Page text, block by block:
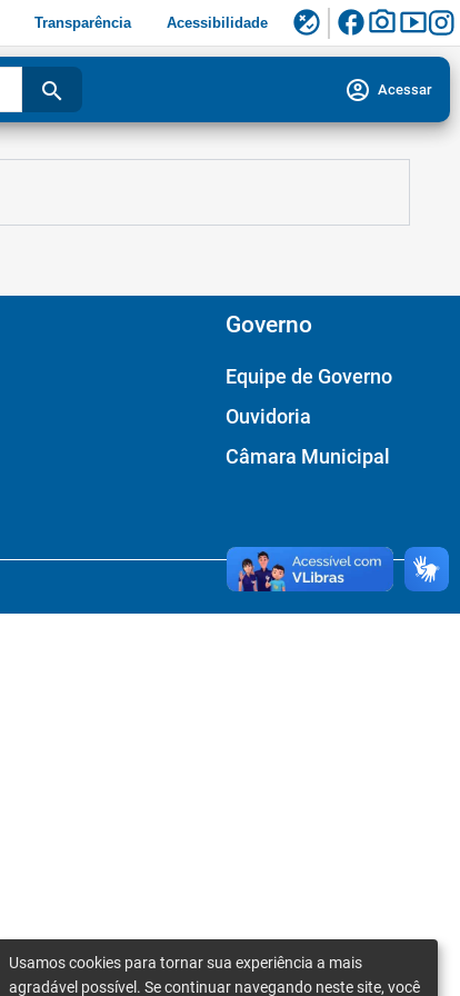
Transparência Acessibilidade flaky facebookphoto_camerasmart_display
search account_circle Acessar
Governo
Equipe de Governo
Ouvidoria
Câmara Municipal
Usamos cookies para tornar sua experiência a mais
agradável possível. Se continuar navegando neste site, você